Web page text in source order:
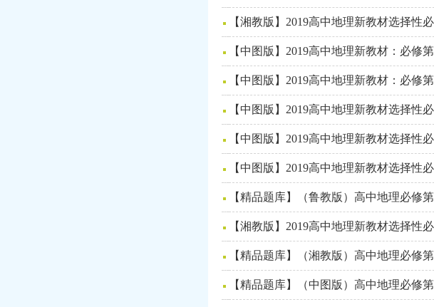
【湘教版】2019高中地理新教材选择性
【中图版】2019高中地理新教材：必修
【中图版】2019高中地理新教材：必修
【中图版】2019高中地理新教材选择性
【中图版】2019高中地理新教材选择性
【中图版】2019高中地理新教材选择性
【精品题库】（鲁教版）高中地理必修
【湘教版】2019高中地理新教材选择性
【精品题库】（湘教版）高中地理必修
【精品题库】（中图版）高中地理必修